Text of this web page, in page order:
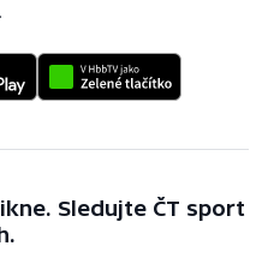
Sledujte ČT sport